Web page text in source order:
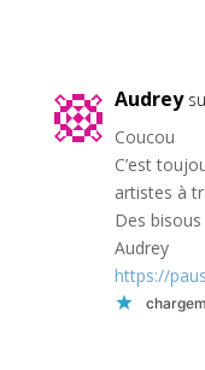
Audrey
Coucou
C’est
artistes à
Des bisous
Audrey
https://